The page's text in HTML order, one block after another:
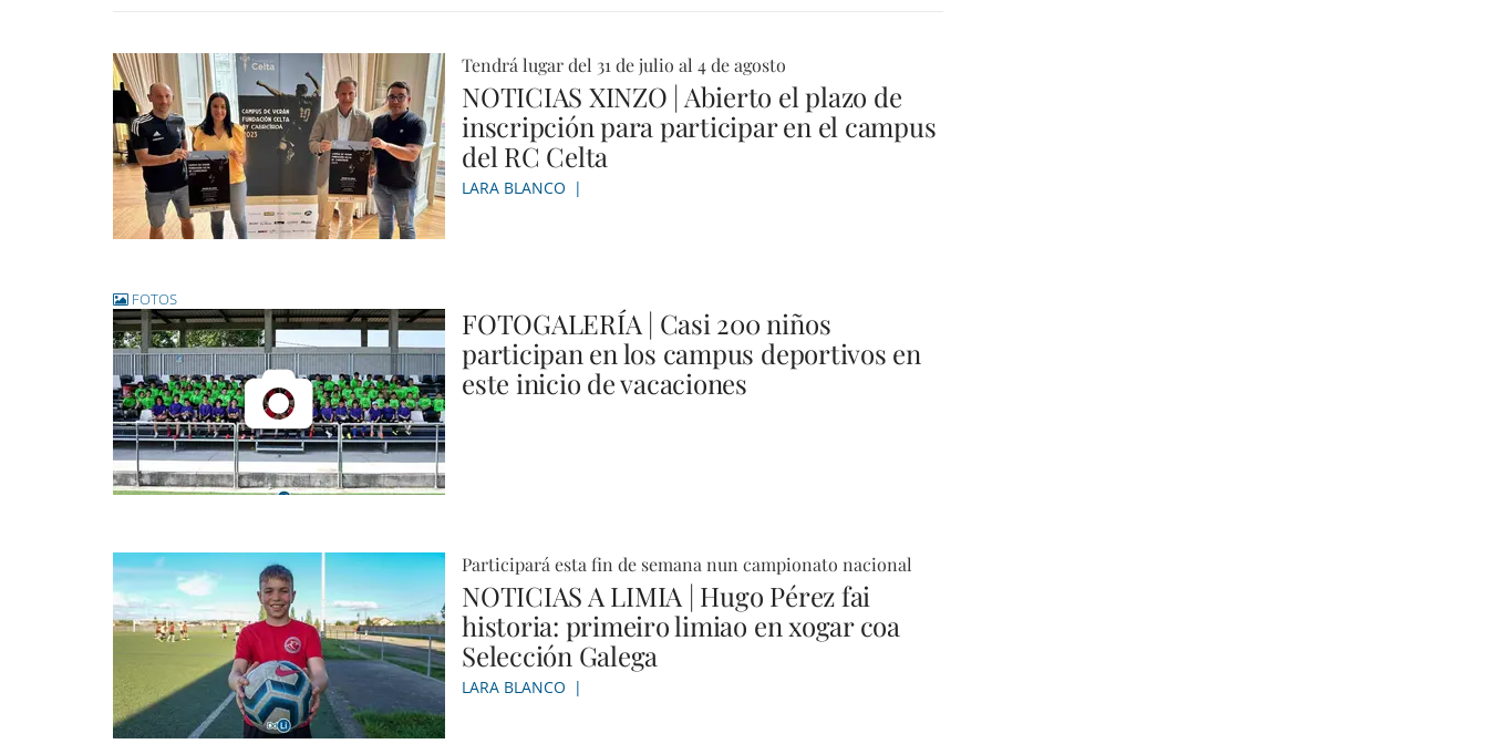
Tendrá lugar del 31 de julio al 4 de agosto
NOTICIAS XINZO | Abierto el plazo de
inscripción para participar en el campus
del RC Celta
LARA BLANCO
FOTOS
FOTOGALERÍA | Casi 200 niños
participan en los campus deportivos en
este inicio de vacaciones
Participará esta fin de semana nun campionato nacional
NOTICIAS A LIMIA | Hugo Pérez fai
historia: primeiro limiao en xogar coa
Selección Galega
LARA BLANCO